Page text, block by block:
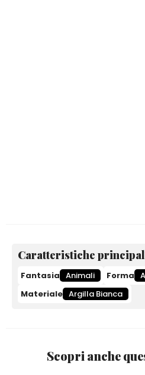
Caratteristiche
Fantasia Animali Forma
Materiale Argilla Bianca
Scopri anche